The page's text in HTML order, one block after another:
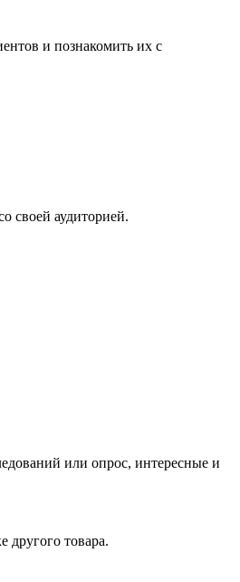
и познакомить их с
своей аудиторией.
или опрос, интересные и
товара.